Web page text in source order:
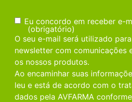
Consentimento(obrigatório)
Eu concordo em receber e-
(obrigatório)
O seu e-mail será utilizado
newsletter com comunicações
os nossos produtos.
Ao encaminhar suas
leu e está de acordo com o
dados pela AVFARMA